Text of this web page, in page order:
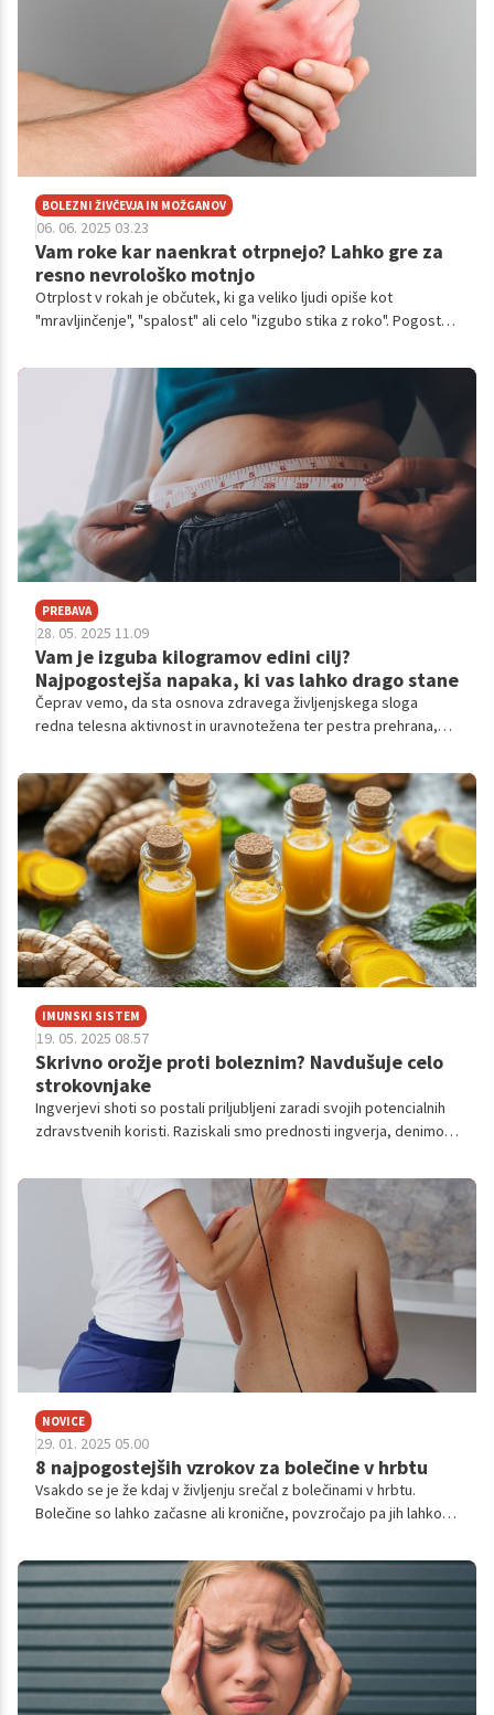
BOLEZNI ŽIVČEVJA IN MOŽGANOV
06. 06. 2025 03.23
Vam roke kar naenkrat otrpnejo? Lahko gre za
resno nevrološko motnjo
Otrplost v rokah je občutek, ki ga veliko ljudi opiše kot
"mravljinčenje", "spalost" ali celo "izgubo stika z roko". Pogosto
dolgotrajnem naslanjanju na roko.
PREBAVA
28. 05. 2025 11.09
Vam je izguba kilogramov edini cilj?
Najpogostejša napaka, ki vas lahko drago stane
Čeprav vemo, da sta osnova zdravega življenjskega sloga
redna telesna aktivnost in uravnotežena ter pestra prehrana,
instant diet. O tem, zakaj tovrstni pristop ni najboljši in o tem,
zakaj bi morali več pozornosti posvečati prehrani ter njenem
vplivu na prebavni sistem, smo se pogovarjali z nutricionistko
Simono Fabjan. Že čez nekaj dni se namreč prične njen poseben
brezplačen izziv, primeren za vse, ki bi radi enkrat za vselej
uravnotežili svoje obroke, podprli svoje črevesje in poskrbeli za
bolj vitalno življenje!
IMUNSKI SISTEM
19. 05. 2025 08.57
Skrivno orožje proti boleznim? Navdušuje celo
strokovnjake
Ingverjevi shoti so postali priljubljeni zaradi svojih potencialnih
zdravstvenih koristi. Raziskali smo prednosti ingverja, denimo,
imunskega sistema in celo pomoč pri hujšanju. Naleteli pa smo
tudi na morebitne stranske učinke.
NOVICE
29. 01. 2025 05.00
8 najpogostejših vzrokov za bolečine v hrbtu
Vsakdo se je že kdaj v življenju srečal z bolečinami v hrbtu.
Bolečine so lahko začasne ali kronične, povzročajo pa jih lahko